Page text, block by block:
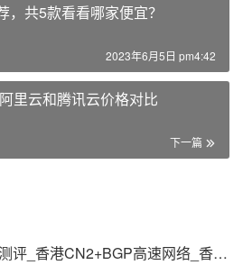
，共5款看看哪家便宜？
2023年6月5日 pm4:42
里云和腾讯云价格对比
下一篇
硅云香港服务器性能测评_香港CN2+BGP高速网络_香港VPS价格